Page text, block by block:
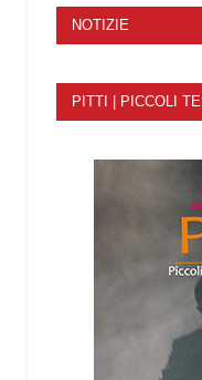
NOTIZIE
PITTI | PICCOLI